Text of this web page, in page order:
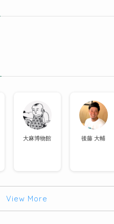
大麻博物館 後藤 大輔
View More